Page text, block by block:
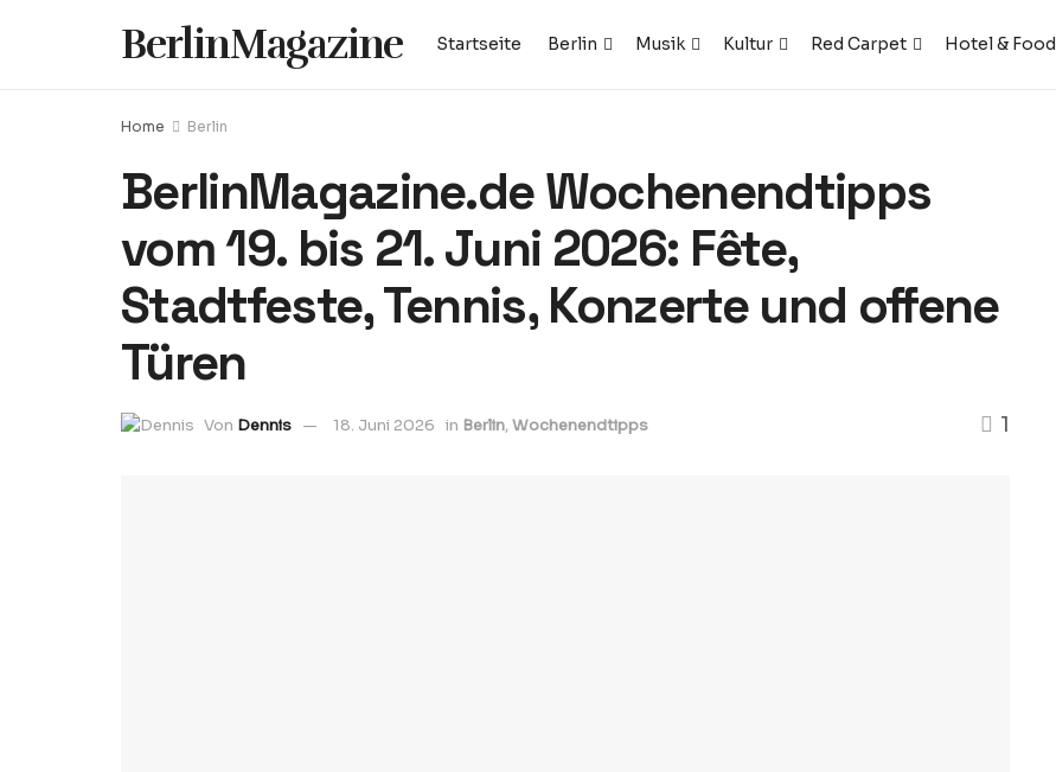
BerlinMagazine Startseite Berlin Musik Kultur Red Carpet Hotel & Food
Home Berlin
BerlinMagazine.de Wochenendtipps
vom 19. bis 21. Juni 2026: Fête,
Stadtfeste, Tennis, Konzerte und offene
Türen
Von Dennis 18. Juni 2026 in Berlin,Wochenendtipps 1